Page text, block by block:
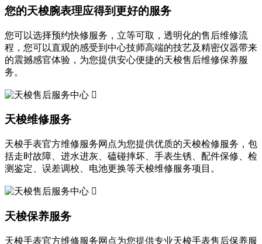
您的天梭腕表理应得到更好的服务
您可以选择预约快修服务，立等可取，透明化的售后维修流
程，您可以直观的感受到中心技师高端的技艺及精密仪器带来
的震撼感官体验，为您提供安心便捷的天梭售后维修保养服
务。

天梭维修服务
天梭手表官方维修服务网点为您提供优质的天梭检修服务，包
括走时故障、进水进灰、磕碰摔坏、手表生锈、配件保修、检
测鉴定、误差调校、电池更换等天梭维修服务项目。

天梭保养服务
天梭手表官方维修服务网点为您提供专业天梭手表售后保养服